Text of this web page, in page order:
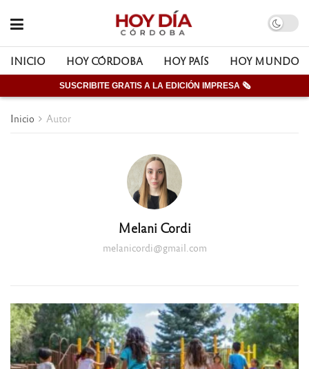
INICIO HOY CÓRDOBA HOY PAÍS HOY MUNDO
SUSCRIBITE GRATIS A LA EDICIÓN IMPRESA 🗞
Inicio Autor
Melani Cordi
melanicordi@gmail.com